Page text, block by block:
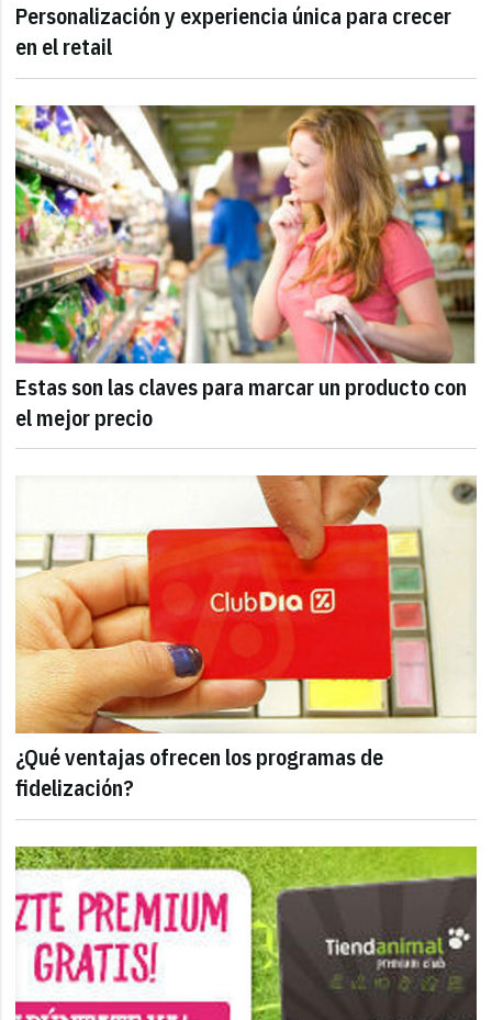
Personalización y experiencia única para crecer
en el retail
Estas son las claves para marcar un producto con
el mejor precio
¿Qué ventajas ofrecen los programas de
fidelización?